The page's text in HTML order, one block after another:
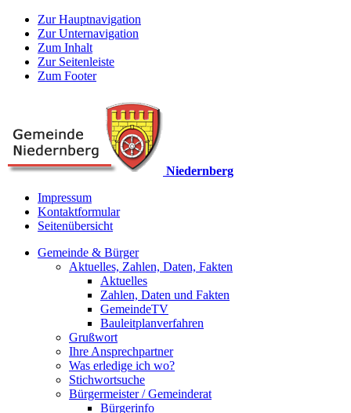
Zur Hauptnavigation
Zur Unternavigation
Zum Inhalt
Zur Seitenleiste
Zum Footer
Niedernberg
Impressum
Kontaktformular
Seitenübersicht
Gemeinde & Bürger
Aktuelles, Zahlen, Daten, Fakten
Aktuelles
Zahlen, Daten und Fakten
GemeindeTV
Bauleitplanverfahren
Grußwort
Ihre Ansprechpartner
Was erledige ich wo?
Stichwortsuche
Bürgermeister / Gemeinderat
Bürgerinfo